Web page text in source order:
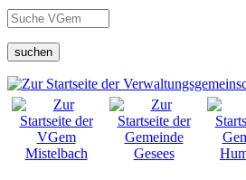
suchen